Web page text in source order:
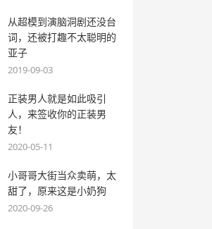
从超模到演脑洞剧还没台
词，还被打趣不太聪明的
亚子
2019-09-03
正装男人就是如此吸引
人，来签收你的正装男
友！
2020-05-11
小哥哥大街当众卖萌，太
甜了，原来这是小奶狗
2020-09-26